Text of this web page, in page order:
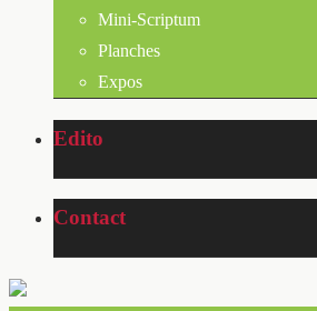
Mini-Scriptum
Planches
Expos
Edito
Contact